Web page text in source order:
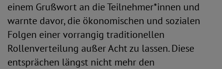
einem Grußwort an die Teilnehmer*innen und
warnte davor, die ökonomischen und sozialen
Folgen einer vorrangig traditionellen
Rollenverteilung außer Acht zu lassen. Diese
entsprächen längst nicht mehr den